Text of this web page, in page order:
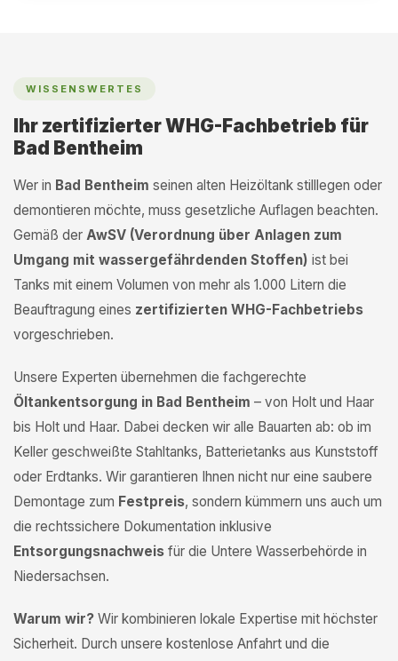
WISSENSWERTES
Ihr zertifizierter WHG-Fachbetrieb für
Bad Bentheim
Wer in Bad Bentheim seinen alten Heizöltank stilllegen oder
demontieren möchte, muss gesetzliche Auflagen beachten.
Gemäß der AwSV (Verordnung über Anlagen zum
Umgang mit wassergefährdenden Stoffen) ist bei
Tanks mit einem Volumen von mehr als 1.000 Litern die
Beauftragung eines zertifizierten WHG-Fachbetriebs
vorgeschrieben.
Unsere Experten übernehmen die fachgerechte
Öltankentsorgung in Bad Bentheim – von Holt und Haar
bis Holt und Haar. Dabei decken wir alle Bauarten ab: ob im
Keller geschweißte Stahltanks, Batterietanks aus Kunststoff
oder Erdtanks. Wir garantieren Ihnen nicht nur eine saubere
Demontage zum Festpreis, sondern kümmern uns auch um
die rechtssichere Dokumentation inklusive
Entsorgungsnachweis für die Untere Wasserbehörde in
Niedersachsen.
Warum wir? Wir kombinieren lokale Expertise mit höchster
Sicherheit. Durch unsere kostenlose Anfahrt und die